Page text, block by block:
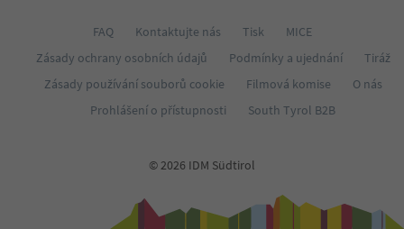
FAQ Kontaktujte nás Tisk
MICE
Zásady ochrany osobních údajů
Podmínky a ujednání
Tiráž
Zásady používání souborů cookie
Filmová komise
O nás
Prohlášení o přístupnosti
South Tyrol B2B
© 2026 IDM Südtirol